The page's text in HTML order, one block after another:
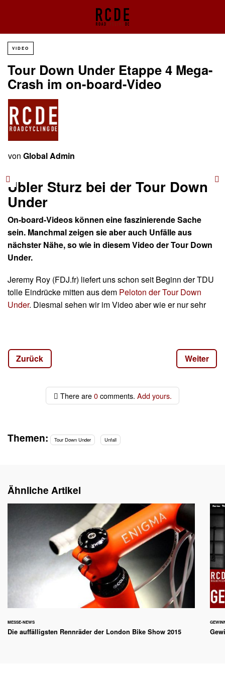
VIDEO
Tour Down Under Etappe 4 Mega-
Crash im on-board-Video
von Global Admin
Übler Sturz bei der Tour Down
Under
On-board-Videos können eine faszinierende Sache
sein. Manchmal zeigen sie aber auch Unfälle aus
nächster Nähe, so wie in diesem Video der Tour Down
Under.
Jeremy Roy (FDJ.fr) liefert uns schon seit Beginn der TDU
tolle Eindrücke mitten aus dem Peloton der Tour Down
Under. Diesmal sehen wir im Video aber wie er nur sehr
anderen Blickwinkel.
Zurück Weiter
There are0comments. Add yours.
Themen: Tour Down Under Unfall
Ähnliche Artikel
MESSE-NEWS
Die auffälligsten Rennräder der London Bike Show 2015